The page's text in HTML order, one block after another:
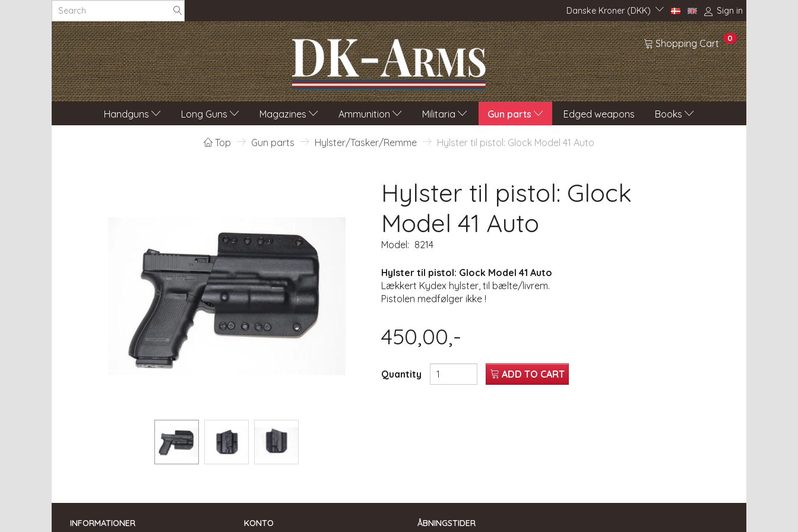
Sign in
Danske Kroner (DKK)
Shopping Cart 0
Handguns Long Guns Magazines Ammunition Militaria Gun parts Edged weapons Books
Top Gun parts Hylster/Tasker/Remme Hylster til pistol: Glock Model 41 Auto
Hylster til pistol: Glock
Model 41 Auto
Model: 8214
Hylster til pistol: Glock Model 41 Auto
Lækkert Kydex hylster, til bælte/livrem.
Pistolen medfølger ikke !
450,00,-
Quantity ADD TO CART
INFORMATIONER KONTO ÅBNINGSTIDER